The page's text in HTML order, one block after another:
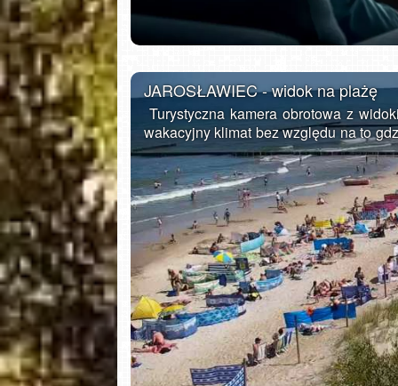
Gdańsk - Brzeźno molo
JAROSŁAWIEC - widok na plażę
Turystyczna kamera obrotowa z
wakacyjny klimat bez względu na to
Jarosławiec to letniskowa wieś
Słowińskim nad Bałtykiem
rozbudowaną bazę noclegową i
sezonie letnim. Dzięki szerokim
siebie. Jak na typową miejscowość
wiele. Oprócz zażywania kąpieli
Bałtyku, można tu odwiedzić
metrowej zabytkowej latarni morskiej
ścieżkami pieszymi i rowerowymi.
jezioro Wicko, gdzie można
zachęcają także do uprawiania jazdy
Nie marnuj czasu. Sprawdź prognozę
przywołać wspomnienia z wakacji.